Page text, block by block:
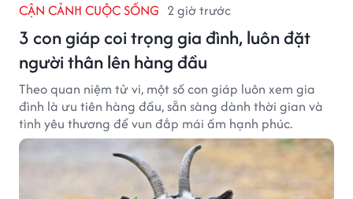
CẬN CẢNH CUỘC SỐNG 2 giờ trước
3 con giáp coi trọng gia đình, luôn đặt
người thân lên hàng đầu
Theo quan niệm tử vi, một số con giáp luôn xem gia
đình là ưu tiên hàng đầu, sẵn sàng dành thời gian và
tình yêu thương để vun đắp mái ấm hạnh phúc.